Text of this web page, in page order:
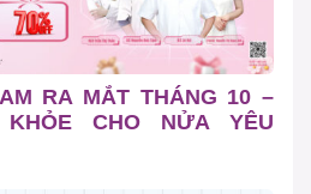
RA MẮT THÁNG 10 –
CHO NỬA YÊU